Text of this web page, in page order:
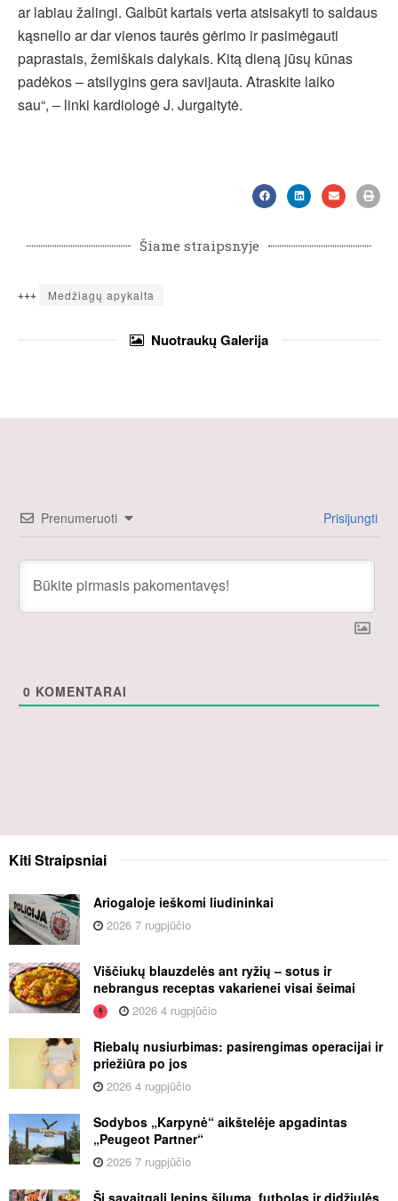
ar labiau žalingi. Galbūt kartais verta atsisakyti to saldaus
kąsnelio ar dar vienos taurės gėrimo ir pasimėgauti
paprastais, žemiškais dalykais. Kitą dieną jūsų kūnas
padėkos – atsilygins gera savijauta. Atraskite laiko
sau“, – linki kardiologė J. Jurgaitytė.
Šiame straipsnyje
+++ Medžiagų apykaita
NuotraukųGalerija
Prenumeruoti Prisijungti
0 KOMENTARAI
KitiStraipsniai
Ariogaloje ieškomi liudininkai
2026 7 rugpjūčio
Viščiukų blauzdelės ant ryžių – sotus ir
nebrangus receptas vakarienei visai šeimai
2026 4 rugpjūčio
Riebalų nusiurbimas: pasirengimas operacijai ir
priežiūra po jos
2026 4 rugpjūčio
Sodybos „Karpynė“ aikštelėje apgadintas
„Peugeot Partner“
2026 7 rugpjūčio
Šį savaitgalį lepins šiluma, futbolas ir didžiulės